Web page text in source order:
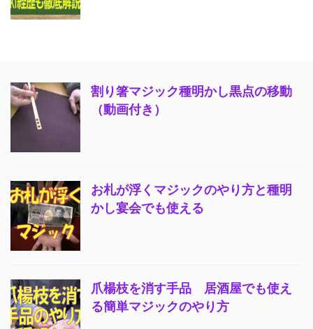
割り箸マジック種明かし黒点の移動
（動画付き）
お札が浮くマジックのやり方と種明
かし宴会でも使える
爪楊枝を消す手品 居酒屋でも使え
る簡単マジックのやり方